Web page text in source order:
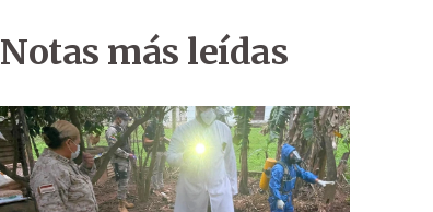
Notas más leídas